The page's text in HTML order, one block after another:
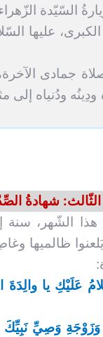
عليها
الآخرة،
ودِينُه ودُنياه
الثّالث: شهادةُ
الشّهر،
ظالميها
عَلَيْكِ يا
وَصِيِّ نَبِيِّكَ